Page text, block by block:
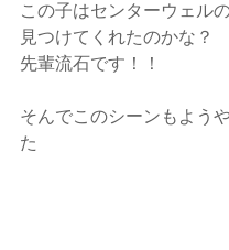
この子はセンターウェル
見つけてくれたのかな？
先輩流石です！！
そんでこのシーンもよう
た